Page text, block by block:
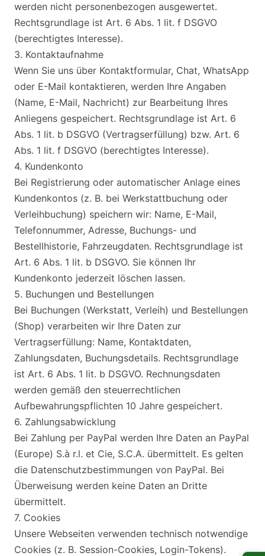
werden nicht personenbezogen ausgewertet.
Rechtsgrundlage ist Art. 6 Abs. 1 lit. f DSGVO
(berechtigtes Interesse).
3. Kontaktaufnahme
Wenn Sie uns über Kontaktformular, Chat, WhatsApp
oder E-Mail kontaktieren, werden Ihre Angaben
(Name, E-Mail, Nachricht) zur Bearbeitung Ihres
Anliegens gespeichert. Rechtsgrundlage ist Art. 6
Abs. 1 lit. b DSGVO (Vertragserfüllung) bzw. Art. 6
Abs. 1 lit. f DSGVO (berechtigtes Interesse).
4. Kundenkonto
Bei Registrierung oder automatischer Anlage eines
Kundenkontos (z. B. bei Werkstattbuchung oder
Verleihbuchung) speichern wir: Name, E-Mail,
Telefonnummer, Adresse, Buchungs- und
Bestellhistorie, Fahrzeugdaten. Rechtsgrundlage ist
Art. 6 Abs. 1 lit. b DSGVO. Sie können Ihr
Kundenkonto jederzeit löschen lassen.
5. Buchungen und Bestellungen
Bei Buchungen (Werkstatt, Verleih) und Bestellungen
(Shop) verarbeiten wir Ihre Daten zur
Vertragserfüllung: Name, Kontaktdaten,
Zahlungsdaten, Buchungsdetails. Rechtsgrundlage
ist Art. 6 Abs. 1 lit. b DSGVO. Rechnungsdaten
werden gemäß den steuerrechtlichen
Aufbewahrungspflichten 10 Jahre gespeichert.
6. Zahlungsabwicklung
Bei Zahlung per PayPal werden Ihre Daten an PayPal
(Europe) S.à r.l. et Cie, S.C.A. übermittelt. Es gelten
die Datenschutzbestimmungen von PayPal. Bei
Überweisung werden keine Daten an Dritte
übermittelt.
7. Cookies
Unsere Webseiten verwenden technisch notwendige
Cookies (z. B. Session-Cookies, Login-Tokens).